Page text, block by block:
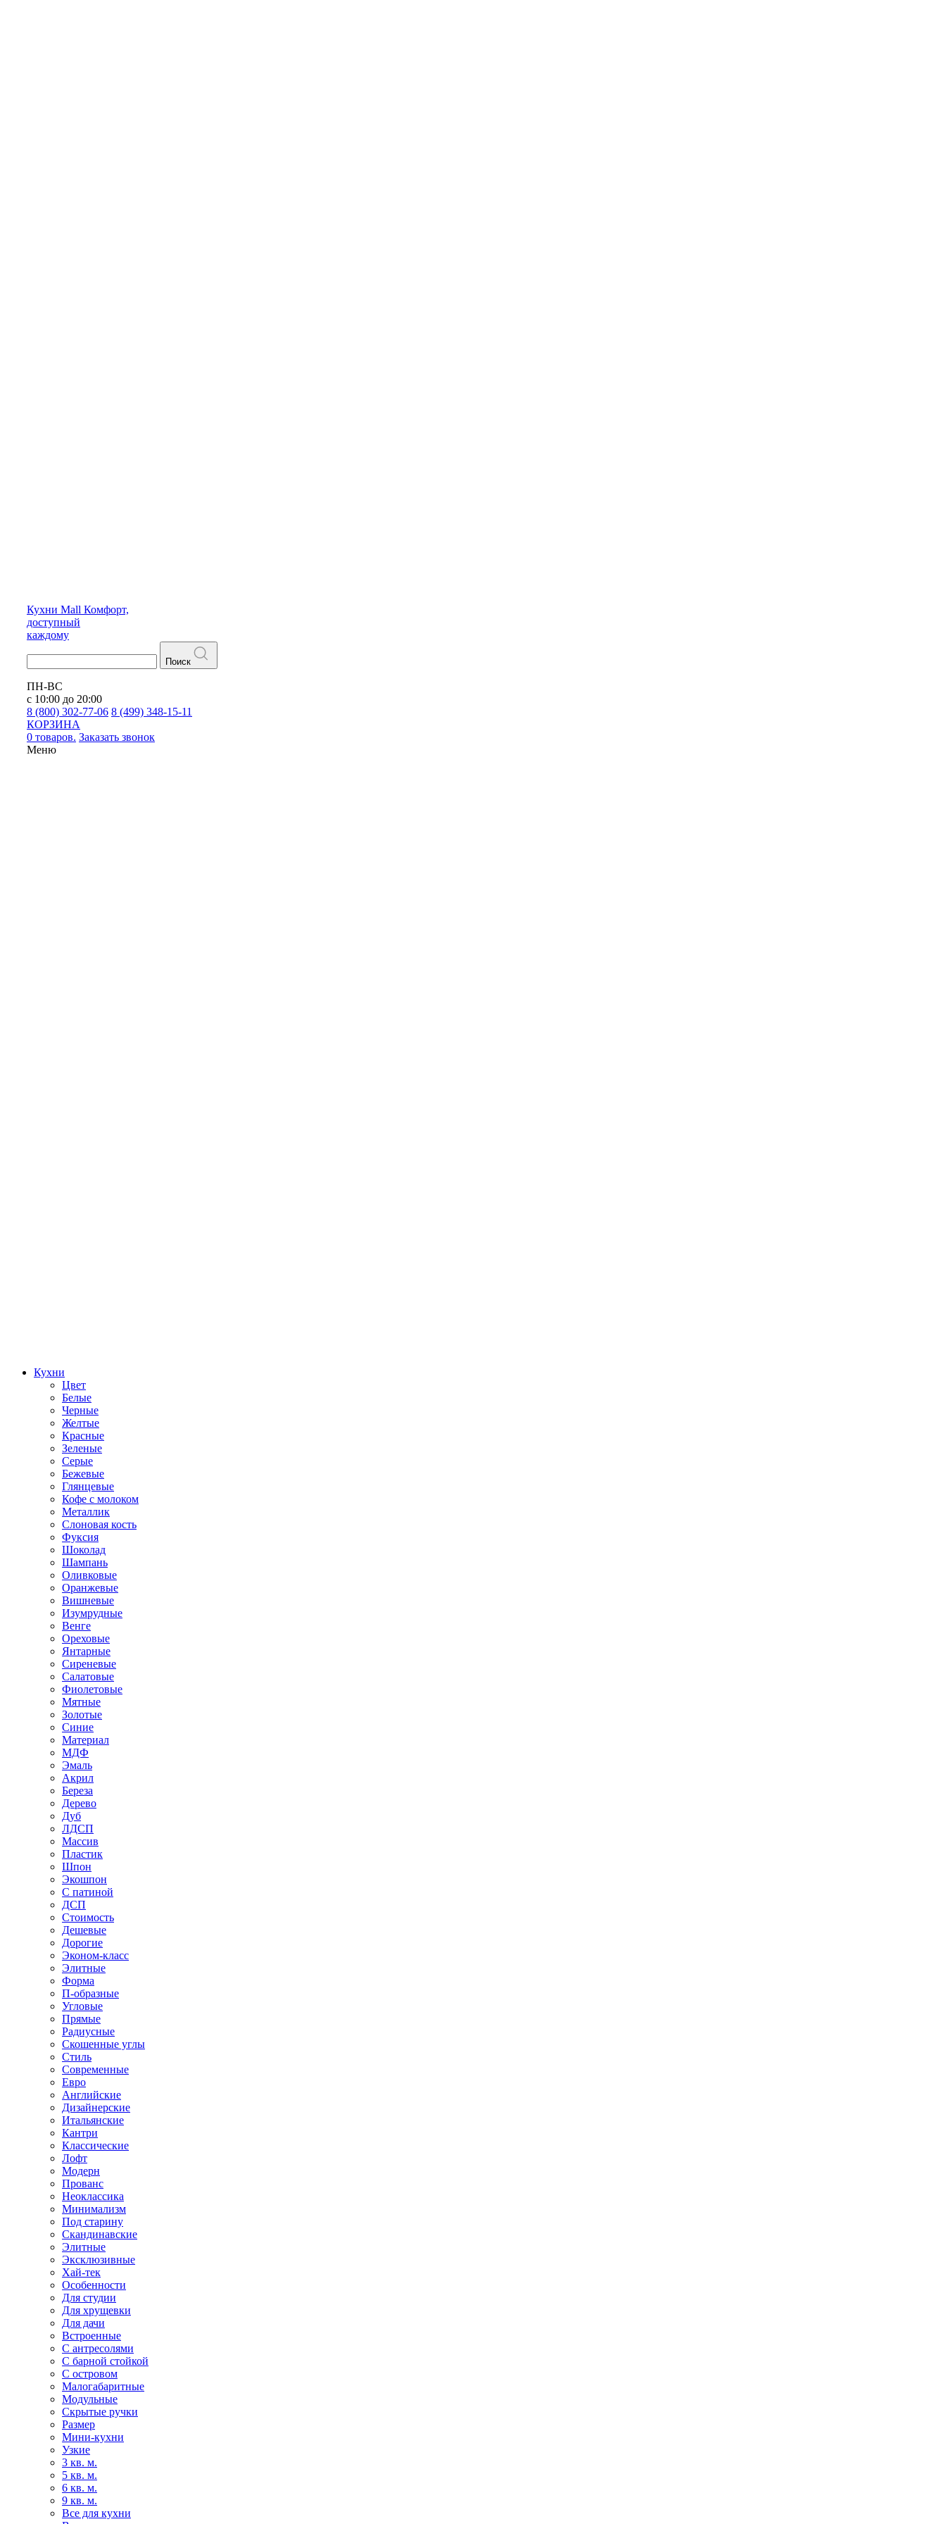
Кухни Mall Комфорт,
доступный
каждому
Поиск
ПН-ВС
с 10:00 до 20:00
8 (800) 302-77-06 8 (499) 348-15-11
КОРЗИНА
0 товаров. Заказать звонок
Меню
Кухни
Цвет
Белые
Черные
Желтые
Красные
Зеленые
Серые
Бежевые
Глянцевые
Кофе с молоком
Металлик
Слоновая кость
Фуксия
Шоколад
Шампань
Оливковые
Оранжевые
Вишневые
Изумрудные
Венге
Ореховые
Янтарные
Сиреневые
Салатовые
Фиолетовые
Мятные
Золотые
Синие
Материал
МДФ
Эмаль
Акрил
Береза
Дерево
Дуб
ЛДСП
Массив
Пластик
Шпон
Экошпон
С патиной
ДСП
Стоимость
Дешевые
Дорогие
Эконом-класс
Элитные
Форма
П-образные
Угловые
Прямые
Радиусные
Скошенные углы
Стиль
Современные
Евро
Английские
Дизайнерские
Итальянские
Кантри
Классические
Лофт
Модерн
Прованс
Неоклассика
Минимализм
Под старину
Скандинавские
Элитные
Эксклюзивные
Хай-тек
Особенности
Для студии
Для хрущевки
Для дачи
Встроенные
С антресолями
С барной стойкой
С островом
Малогабаритные
Модульные
Скрытые ручки
Размер
Мини-кухни
Узкие
3 кв. м.
5 кв. м.
6 кв. м.
9 кв. м.
Все для кухни